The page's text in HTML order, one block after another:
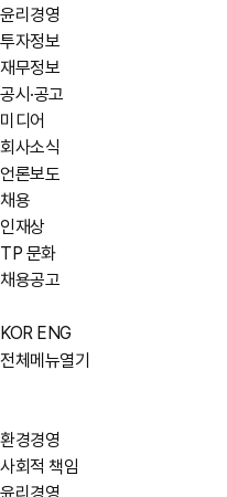
윤리경영
투자정보
재무정보
공시·공고
미디어
회사소식
언론보도
채용
인재상
TP 문화
채용공고
KOR ENG
전체메뉴열기
환경경영
사회적 책임
윤리경영